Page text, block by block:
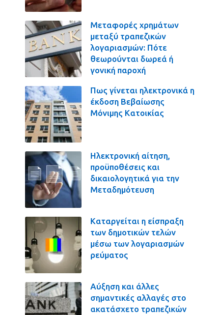
Μεταφορές χρημάτων
μεταξύ τραπεζικών
λογαριασμών: Πότε
θεωρούνται δωρεά ή
γονική παροχή
Πως γίνεται ηλεκτρονικά η
έκδοση Βεβαίωσης
Μόνιμης Κατοικίας
Ηλεκτρονική αίτηση,
προϋποθέσεις και
δικαιολογητικά για την
Μεταδημότευση
Καταργείται η είσπραξη
των δημοτικών τελών
μέσω των λογαριασμών
ρεύματος
Αύξηση και άλλες
σημαντικές αλλαγές στο
ακατάσχετο τραπεζικών